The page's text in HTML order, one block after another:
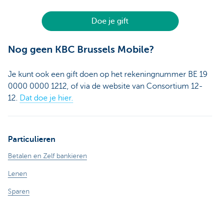
Doe je gift
Nog geen KBC Brussels Mobile?
Je kunt ook een gift doen op het rekeningnummer BE 19
0000 0000 1212, of via de website van Consortium 12-
12. Dat doe je hier.
Particulieren
Betalen en Zelf bankieren
Lenen
Sparen